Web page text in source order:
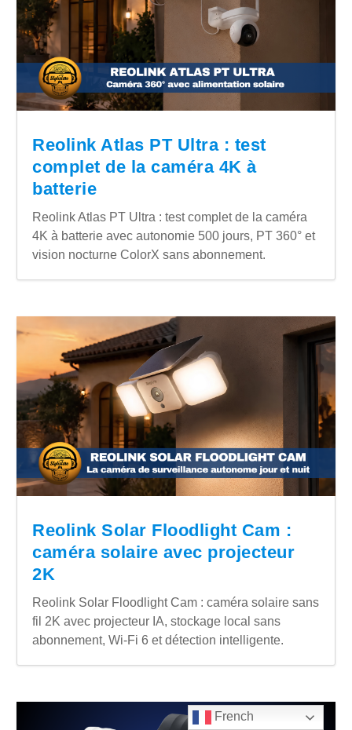
Reolink Atlas PT Ultra : test
complet de la caméra 4K à
batterie
Reolink Atlas PT Ultra : test complet de la caméra
4K à batterie avec autonomie 500 jours, PT 360° et
vision nocturne ColorX sans abonnement.
Reolink Solar Floodlight Cam :
caméra solaire avec projecteur
2K
Reolink Solar Floodlight Cam : caméra solaire sans
fil 2K avec projecteur IA, stockage local sans
abonnement, Wi-Fi 6 et détection intelligente.
French